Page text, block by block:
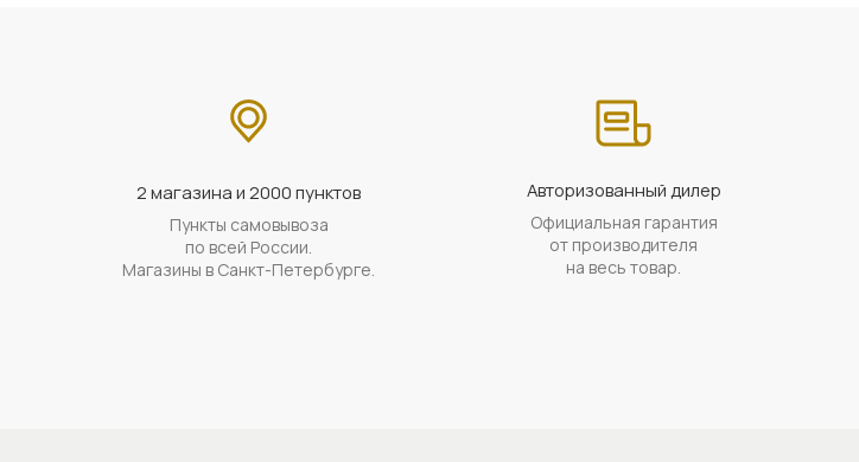
2 магазина и 2000 пунктов
Пункты самовывоза
по всей России.
Магазины в Санкт-Петербурге.
Авторизованный дилер
Официальная гарантия
от производителя
на весь товар.